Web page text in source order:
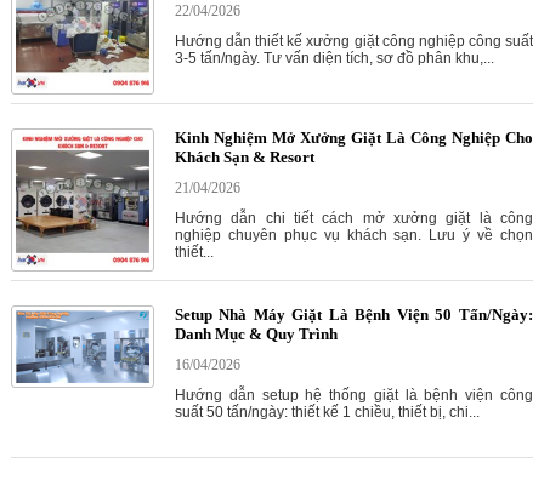
22/04/2026
Hướng dẫn thiết kế xưởng giặt công nghiệp công suất
3-5 tấn/ngày. Tư vấn diện tích, sơ đồ phân khu,...
Kinh Nghiệm Mở Xưởng Giặt Là Công Nghiệp Cho
Khách Sạn & Resort
21/04/2026
Hướng dẫn chi tiết cách mở xưởng giặt là công
nghiệp chuyên phục vụ khách sạn. Lưu ý về chọn
thiết...
Setup Nhà Máy Giặt Là Bệnh Viện 50 Tấn/Ngày:
Danh Mục & Quy Trình
16/04/2026
Hướng dẫn setup hệ thống giặt là bệnh viện công
suất 50 tấn/ngày: thiết kế 1 chiều, thiết bị, chi...